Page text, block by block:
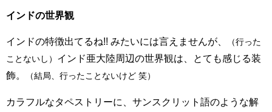
インドの世界観
インドの特徴出てるね!! みたいには言えませんが、
（行った
ことないし） インド亜大陸周辺の世界観は、とても感じる装
飾。
（結局、行ったことないけど 笑）
カラフルなタペストリーに、サンスクリット語のような解